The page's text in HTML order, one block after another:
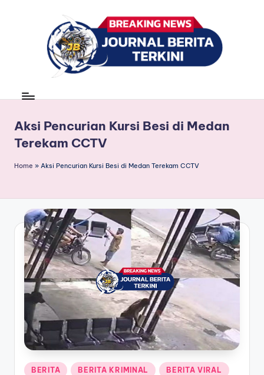
r
n
a
B
e
ri
t
a
e
r
k
news
Aksi Pencurian Kursi Besi di Medan
Terekam CCTV
Home » Aksi Pencurian Kursi Besi di Medan Terekam CCTV
Posted
BERITA BERITA KRIMINAL BERITA VIRAL